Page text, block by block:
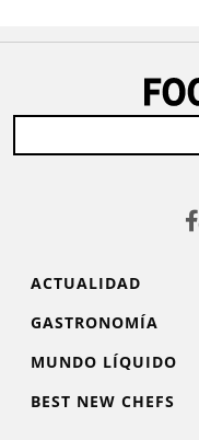
ACTUALIDAD
GASTRONOMÍA
MUNDO LÍQUIDO
BEST NEW CHEFS